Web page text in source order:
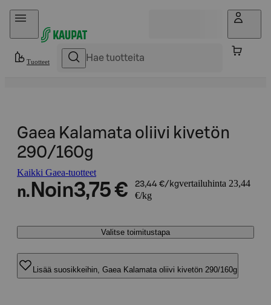
Hyppää sisältöön
Tuotteet
Gaea Kalamata oliivi kivetön
290/160g
Kaikki Gaea-tuotteet
n. Noin3,75 € 23,44 €/kgvertailuhinta 23,44
€/kg
Valitse toimitustapa
Lisää suosikkeihin, Gaea Kalamata oliivi kivetön 290/160g